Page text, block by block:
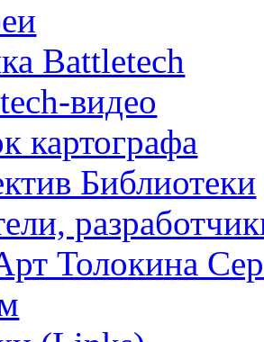
Battletech
видео
картографа
Библиотеки
Толокина